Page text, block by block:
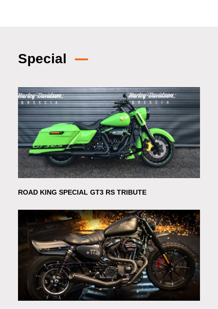
Special
ROAD KING SPECIAL GT3 RS TRIBUTE